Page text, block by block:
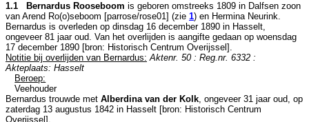
1.1 Bernardus Rooseboom is geboren omstreeks 1809 in Dalfsen zoon
van Arend Ro(o)seboom [parrose/rose01] (zie 1) en Hermina Neurink.
Bernardus is overleden op dinsdag 16 december 1890 in Hasselt,
ongeveer 81 jaar oud. Van het overlijden is aangifte gedaan op woensdag
17 december 1890 [bron: Historisch Centrum Overijssel ].
Notitie bij overlijden van Bernardus: Aktenr. 50 : Reg.nr. 6332 :
Akteplaats: Hasselt
Beroep:
Veehouder
Bernardus trouwde met Alberdina van der Kolk, ongeveer 31 jaar oud, op
zaterdag 13 augustus 1842 in Hasselt [bron: Historisch Centrum
Overijssel ].